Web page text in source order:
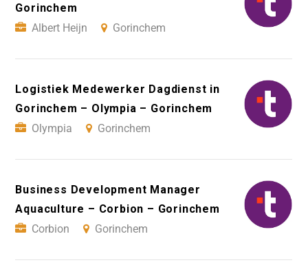
Gorinchem
Albert Heijn
Gorinchem
Logistiek Medewerker Dagdienst in
Gorinchem – Olympia – Gorinchem
Olympia
Gorinchem
Business Development Manager
Aquaculture – Corbion – Gorinchem
Corbion
Gorinchem